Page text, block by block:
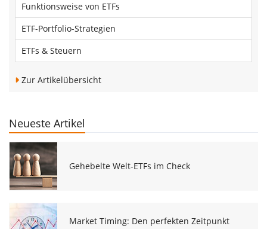
Funktionsweise von ETFs
ETF-Portfolio-Strategien
ETFs & Steuern
Zur Artikelübersicht
Neueste Artikel
Gehebelte Welt-ETFs im Check
Market Timing: Den perfekten Zeitpunkt